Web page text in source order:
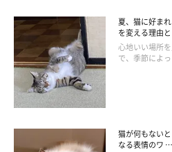
夏、猫に好ま
を変える理由
心地いい場所
で、季節によ
猫が何もない
なる表情のワ …